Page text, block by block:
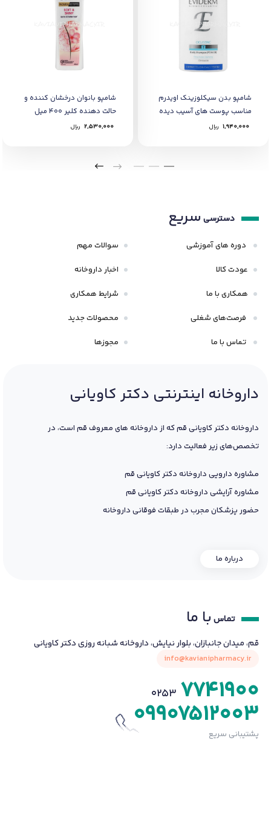
شامپو بدن سیکلوزینک اویدرم
مناسب پوست های آسیب دیده
200 میل
1,940,000 ﷼
شامپو بانوان درخشان کننده و
حالت دهنده کلیر 400 میل
2,530,000 ﷼
دسترسی سریع
دوره های آموزشی
عودت کالا
همکاری با ما
فرصت‌های شغلی
تماس با ما
سوالات مهم
اخبار داروخانه
شرایط همکاری
محصولات جدید
مجوزها
داروخانه اینترنتی دکتر کاویانی
داروخانه دکتر کاویانی قم که از داروخانه های معروف قم است، در
تخصص‌های زیر فعالیت دارد:
مشاوره دارویی داروخانه دکتر کاویانی قم
مشاوره آرایشی داروخانه دکتر کاویانی قم
حضور پزشکان مجرب در طبقات فوقانی داروخانه
درباره ما
تماس با ما
قم، میدان جانبازان، بلوار نیایش، داروخانه شبانه روزی دکتر کاویانی
info@kavianipharmacy.ir
0253 7741900
09907512003
پشتیبانی سریع